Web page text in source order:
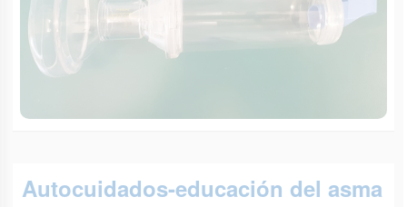
Autocuidados-educación del asma